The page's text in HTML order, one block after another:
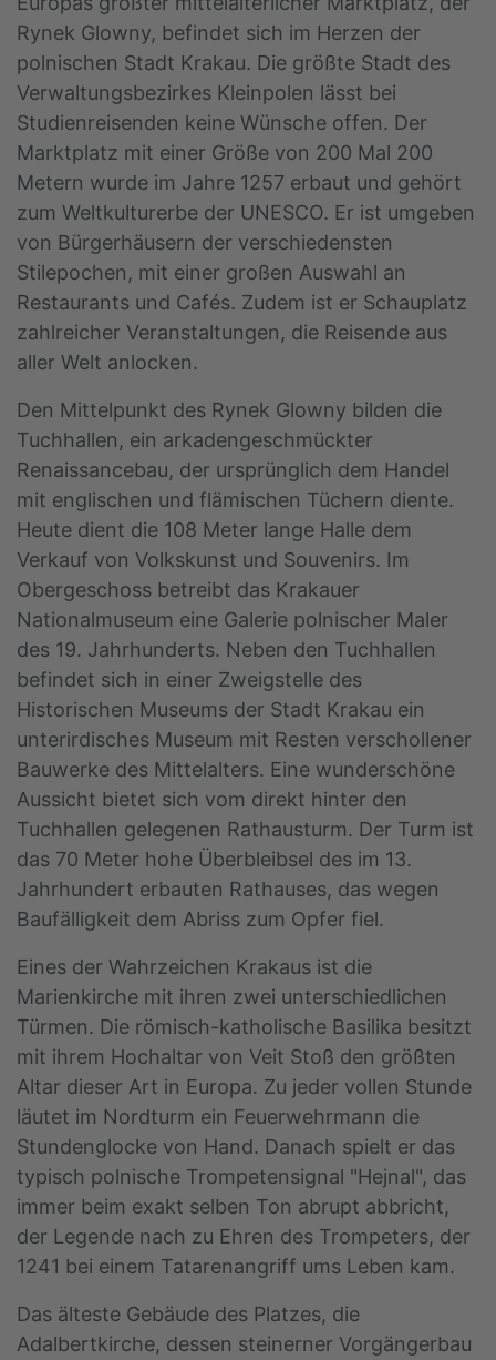
Rynek Glowny, befindet sich im Herzen der
polnischen Stadt Krakau. Die größte Stadt des
Verwaltungsbezirkes Kleinpolen lässt bei
Studienreisenden keine Wünsche offen. Der
Marktplatz mit einer Größe von 200 Mal 200
Metern wurde im Jahre 1257 erbaut und gehört
zum Weltkulturerbe der UNESCO. Er ist umgeben
von Bürgerhäusern der verschiedensten
Stilepochen, mit einer großen Auswahl an
Restaurants und Cafés. Zudem ist er Schauplatz
zahlreicher Veranstaltungen, die Reisende aus
aller Welt anlocken.
Den Mittelpunkt des Rynek Glowny bilden die
Tuchhallen, ein arkadengeschmückter
Renaissancebau, der ursprünglich dem Handel
mit englischen und flämischen Tüchern diente.
Heute dient die 108 Meter lange Halle dem
Verkauf von Volkskunst und Souvenirs. Im
Obergeschoss betreibt das Krakauer
Nationalmuseum eine Galerie polnischer Maler
des 19. Jahrhunderts. Neben den Tuchhallen
befindet sich in einer Zweigstelle des
Historischen Museums der Stadt Krakau ein
unterirdisches Museum mit Resten verschollener
Bauwerke des Mittelalters. Eine wunderschöne
Aussicht bietet sich vom direkt hinter den
Tuchhallen gelegenen Rathausturm. Der Turm ist
das 70 Meter hohe Überbleibsel des im 13.
Jahrhundert erbauten Rathauses, das wegen
Baufälligkeit dem Abriss zum Opfer fiel.
Eines der Wahrzeichen Krakaus ist die
Marienkirche mit ihren zwei unterschiedlichen
Türmen. Die römisch-katholische Basilika besitzt
mit ihrem Hochaltar von Veit Stoß den größten
Altar dieser Art in Europa. Zu jeder vollen Stunde
läutet im Nordturm ein Feuerwehrmann die
Stundenglocke von Hand. Danach spielt er das
typisch polnische Trompetensignal "Hejnal", das
immer beim exakt selben Ton abrupt abbricht,
der Legende nach zu Ehren des Trompeters, der
1241 bei einem Tatarenangriff ums Leben kam.
Das älteste Gebäude des Platzes, die
Adalbertkirche, dessen steinerner Vorgängerbau